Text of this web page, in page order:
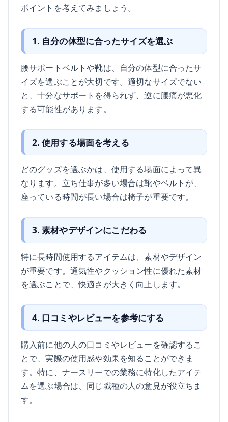
ポイントを考えてみましょう。
1. 自分の体型に合ったサイズを選ぶ
腰サポートベルトや靴は、自分の体型に合ったサ
イズを選ぶことが大切です。適切なサイズでない
と、十分なサポートを得られず、逆に腰痛が悪化
する可能性があります。
2. 使用する場面を考える
どのグッズを選ぶかは、使用する場面によって異
なります。立ち仕事が多い場合は靴やベルトが、
座っている時間が長い場合は椅子が重要です。
3. 素材やデザインにこだわる
特に長時間使用するアイテムは、素材やデザイン
が重要です。通気性やクッション性に優れた素材
を選ぶことで、快適さが大きく向上します。
4. 口コミやレビューを参考にする
購入前に他の人の口コミやレビューを確認するこ
とで、実際の使用感や効果を知ることができま
す。特に、ナースリーでの業務に特化したアイテ
ムを選ぶ場合は、同じ職種の人の意見が役立ちま
す。